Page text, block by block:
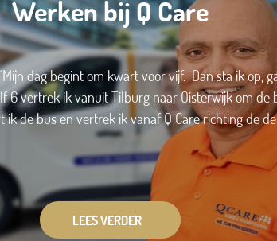
Werken bij Q Care
dag begint om kwart voor vijf. Dan sta ik op,
6 vertrek ik vanuit Tilburg naar Oisterwijk om de
ik de bus en vertrek ik vanaf Q Care richting de
LEES VERDER